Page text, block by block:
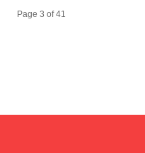
Page 3 of 41